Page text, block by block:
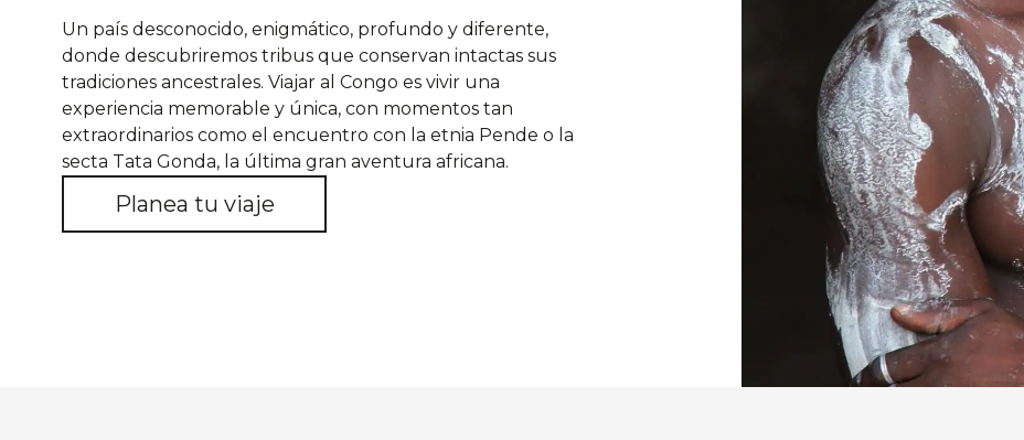
Un país desconocido, enigmático, profundo y diferente,
donde descubriremos tribus que conservan intactas sus
tradiciones ancestrales. Viajar al Congo es vivir una
experiencia memorable y única, con momentos tan
extraordinarios como el encuentro con la etnia Pende o la
secta Tata Gonda, la última gran aventura africana.
Planea tu viaje